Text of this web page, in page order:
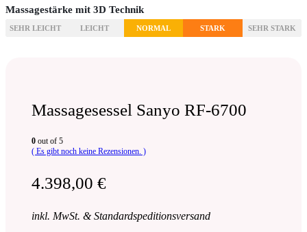
Massagestärke mit 3D Technik
SEHR LEICHT LEICHT NORMAL STARK SEHR STARK
Massagesessel Sanyo RF-6700
0 out of 5
( Es gibt noch keine Rezensionen. )
4.398,00 €
inkl. MwSt. & Standardspeditionsversand